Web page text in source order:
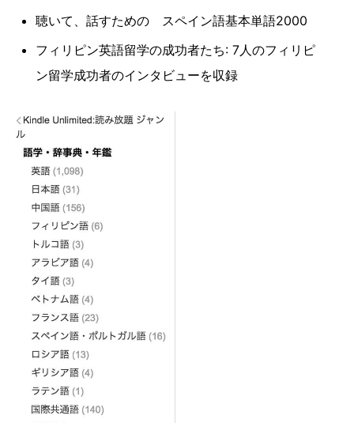
聴いて、話すための スペイン語基本単語2000
フィリピン英語留学の成功者たち: 7人のフィリピ
ン留学成功者のインタビューを収録